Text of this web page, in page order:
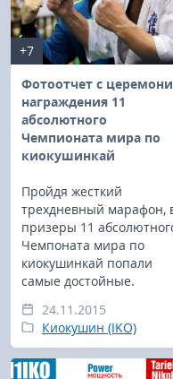
+7
Фотоотчет с
награждения 11
абсолютного
Чемпионата мира по
киокушинкай
Пройдя жесткий
трехдневный марафон,
призеры 11
Чемпоната мира по
киокушинкай попали
самые достойные.
24.11.2015
Киокушин (IKO)
Бокс
UFC и MMA
Муай тай